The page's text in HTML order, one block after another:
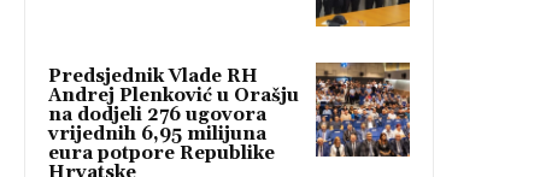
Predsjednik Vlade RH
Andrej Plenković u Orašju
na dodjeli 276 ugovora
vrijednih 6,95 milijuna
eura potpore Republike
Hrvatske